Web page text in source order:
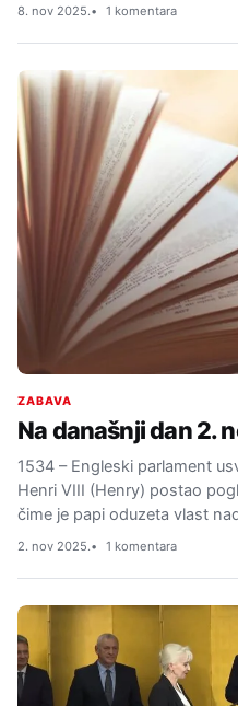
8. nov 2025. 1 komentara
ZABAVA
Na današnji dan 2.
1534 – Engleski parlament
Henri VIII (Henry) postao
čime je papi oduzeta vlast
2. nov 2025. 1 komentara